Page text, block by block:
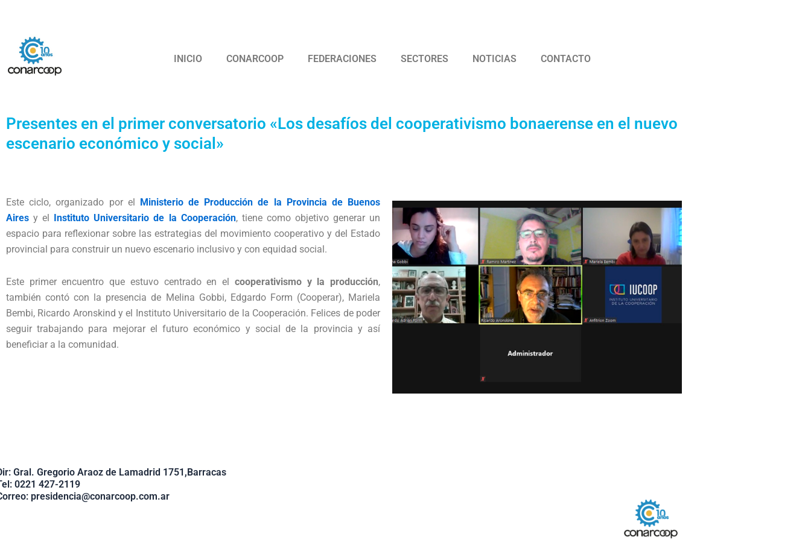
contenido
INICIO CONARCOOP FEDERACIONES SECTORES NOTICIAS CONTACTO
Presentes en el primer conversatorio «Los desafíos del cooperativismo bonaerense en el nuevo
escenario económico y social»
Este ciclo, organizado por el Ministerio de Producción de la Provincia de Buenos
Aires y el Instituto Universitario de la Cooperación, tiene como objetivo generar un
espacio para reflexionar sobre las estrategias del movimiento cooperativo y del Estado
provincial para construir un nuevo escenario inclusivo y con equidad social.
Este primer encuentro que estuvo centrado en el cooperativismo y la producción,
también contó con la presencia de Melina Gobbi, Edgardo Form (Cooperar), Mariela
Bembi, Ricardo Aronskind y el Instituto Universitario de la Cooperación. Felices de poder
seguir trabajando para mejorar el futuro económico y social de la provincia y así
beneficiar a la comunidad.
Gral. Gregorio Araoz de Lamadrid 1751,Barracas
0221 427-2119
presidencia@conarcoop.com.ar